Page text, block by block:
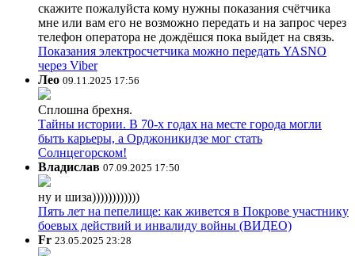
скажите пожалуйста кому нужны показания счётчика
мне или вам его не возможно передать и на запрос через
телефон оператора не дождёшся пока выйдет на связь.
Показания электросчетчика можно передать YASNO
через Viber
Лео 09.11.2025 17:56
Сплошна брехня.
Тайны истории. В 70-х годах на месте города могли
быть карьеры, а Орджоникидзе мог стать
Солнцегорском!
Владислав 07.09.2025 17:50
ну и шиза))))))))))))
Пять лет на пепелище: как живется в Покрове участнику
боевых действий и инвалиду войны (ВИДЕО)
Fr 23.05.2025 23:28